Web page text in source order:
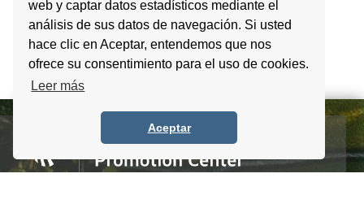
web y captar datos estadísticos mediante el
análisis de sus datos de navegación. Si usted
hace clic en Aceptar, entendemos que nos
ofrece su consentimiento para el uso de cookies.
Leer más
Aceptar